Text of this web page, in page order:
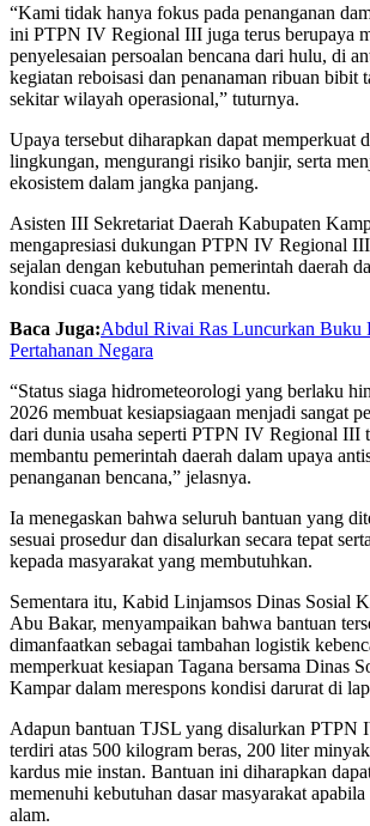
“Kami tidak hanya fokus pada penanganan
ini PTPN IV Regional III juga terus berupaya
penyelesaian persoalan bencana dari hulu, di
kegiatan reboisasi dan penanaman ribuan bibit
sekitar wilayah operasional,” tuturnya.
Upaya tersebut diharapkan dapat memperkuat
lingkungan, mengurangi risiko banjir, serta
ekosistem dalam jangka panjang.
Asisten III Sekretariat Daerah Kabupaten
mengapresiasi dukungan PTPN IV Regional
sejalan dengan kebutuhan pemerintah daerah
kondisi cuaca yang tidak menentu.
Baca Juga:Abdul Rivai Ras Luncurkan Buku
Pertahanan Negara
“Status siaga hidrometeorologi yang berlaku
2026 membuat kesiapsiagaan menjadi sangat
dari dunia usaha seperti PTPN IV Regional III
membantu pemerintah daerah dalam upaya
penanganan bencana,” jelasnya.
Ia menegaskan bahwa seluruh bantuan yang
sesuai prosedur dan disalurkan secara tepat
kepada masyarakat yang membutuhkan.
Sementara itu, Kabid Linjamsos Dinas Sosial
Abu Bakar, menyampaikan bahwa bantuan
dimanfaatkan sebagai tambahan logistik
memperkuat kesiapan Tagana bersama Dinas
Kampar dalam merespons kondisi darurat di
Adapun bantuan TJSL yang disalurkan PTPN
terdiri atas 500 kilogram beras, 200 liter
kardus mie instan. Bantuan ini diharapkan
memenuhi kebutuhan dasar masyarakat
alam.